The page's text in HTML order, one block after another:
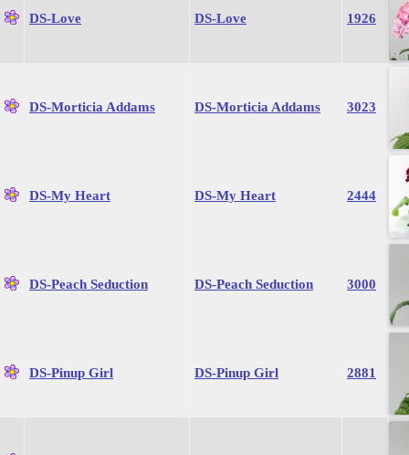
DS-Love DS-Love 1926
DS-Morticia Addams DS-Morticia Addams 3023
DS-My Heart DS-My Heart 2444
DS-Peach Seduction DS-Peach Seduction 3000
DS-Pinup Girl DS-Pinup Girl 2881